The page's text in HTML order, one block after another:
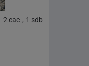
2 cac , 1 sdb